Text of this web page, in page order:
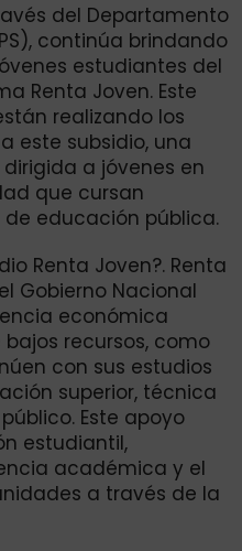
del Departamento
continúa brindando
estudiantes del
Renta Joven. Este
realizando los
este subsidio, una
a jóvenes en
que cursan
educación pública.
Renta Joven?. Renta
Gobierno Nacional
económica
recursos, como
con sus estudios
superior, técnica
Este apoyo
estudiantil,
académica y el
a través de la